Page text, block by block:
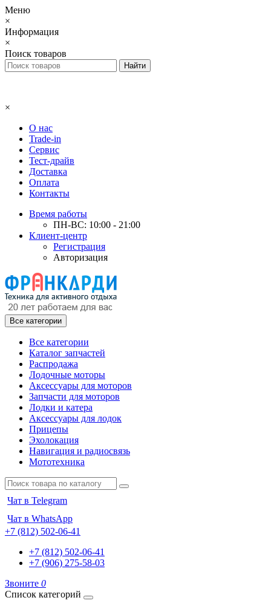
Меню
×
Информация
×
Поиск товаров
×
О нас
Trade-in
Сервис
Тест-драйв
Доставка
Оплата
Контакты
Время работы
ПН-ВС: 10:00 - 21:00
Клиент-центр
Регистрация
Авторизация
Все категории
Все категории
Каталог запчастей
Распродажа
Лодочные моторы
Аксессуары для моторов
Запчасти для моторов
Лодки и катера
Аксессуары для лодок
Прицепы
Эхолокация
Навигация и радиосвязь
Мототехника
Чат в Telegram
Чат в WhatsApp
+7 (812) 502-06-41
+7 (812) 502-06-41
+7 (906) 275-58-03
Звоните 0
Список категорий